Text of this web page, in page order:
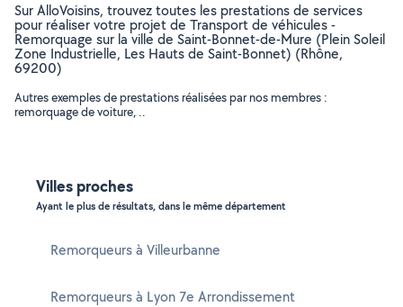
Sur AlloVoisins, trouvez toutes les prestations de services
pour réaliser votre projet de Transport de véhicules -
Remorquage sur la ville de Saint-Bonnet-de-Mure (Plein Soleil
Zone Industrielle, Les Hauts de Saint-Bonnet) (Rhône,
69200)
Autres exemples de prestations réalisées par nos membres :
remorquage de voiture, ..
Villes proches
Ayant le plus de résultats, dans le même département
Remorqueurs à Villeurbanne
Remorqueurs à Lyon 7e Arrondissement